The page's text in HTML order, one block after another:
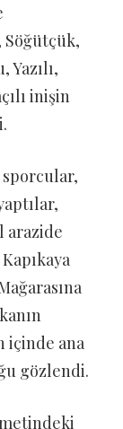
Söğütçük,
Yazılı,
inişin
arazide
içinde ana
gözlendi.